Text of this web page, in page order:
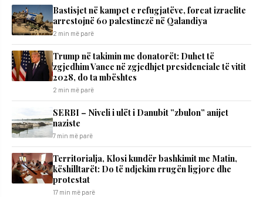
Bastisjet në kampet e refugjatëve, forcat izraelite
arrestojnë 60 palestinezë në Qalandiya
2 min më parë
Trump në takimin me donatorët: Duhet të
zgjedhim Vance në zgjedhjet presidenciale të vitit
2028, do ta mbështes
2 min më parë
SERBI – Niveli i ulët i Danubit ”zbulon” anijet
naziste
7 min më parë
Territorialja, Klosi kundër bashkimit me Matin,
këshilltarët: Do të ndjekim rrugën ligjore dhe
protestat
17 min më parë